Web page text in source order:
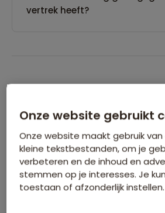
vertrek heeft?
Wanneer kan ik het beste een
boeken?
Kan ik ook eerst een optie
Onze website gebruikt
Onze website maakt gebruik van
kleine tekstbestanden, om je
verbeteren en de inhoud en
stemmen op je interesses. Je
toestaan of afzonderlijk instellen.